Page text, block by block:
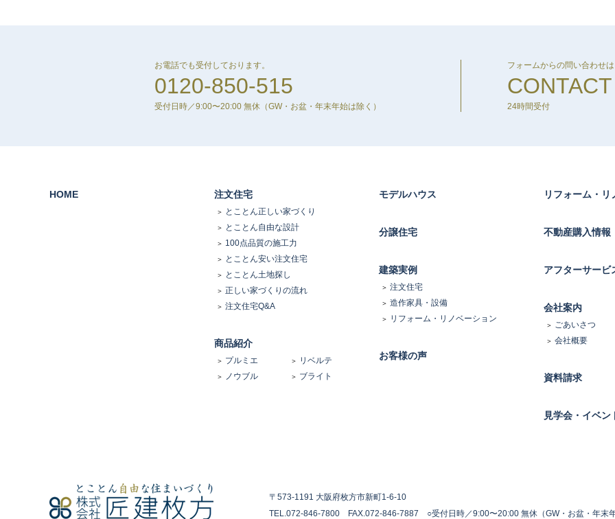
お電話でも受付しております。
0120-850-515
受付日時／9:00〜20:00 無休（GW・お盆・年末年始は除く）
フォームからの問い合わせ
CONTACT
24時間受付
HOME 注文住宅
とことん正しい家づくり
とことん自由な設計
100点品質の施工力
とことん安い注文住宅
とことん土地探し
正しい家づくりの流れ
注文住宅Q&A
商品紹介
プルミエ
リベルテ
ノウブル
ブライト
モデルハウス
分譲住宅
建築実例
注文住宅
造作家具・設備
リフォーム・リノベーション
お客様の声
リフォーム・リ
不動産購入情報
アフターサービ
会社案内
ごあいさつ
会社概要
資料請求
見学会・イベン
〒573-1191 大阪府枚方市新町1-6-10
TEL.072-846-7800 FAX.072-846-7887 ○受付日時／9:00〜20:00 無休（GW・お盆・年末